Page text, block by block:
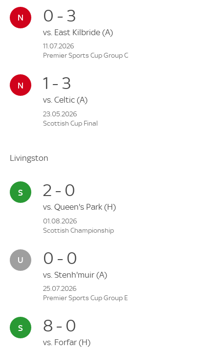
0 - 3
vs. East Kilbride (A)
11.07.2026
Premier Sports Cup Group C
1 - 3
vs. Celtic (A)
23.05.2026
Scottish Cup Final
Livingston
2 - 0
vs. Queen's Park (H)
01.08.2026
Scottish Championship
0 - 0
vs. Stenh'muir (A)
25.07.2026
Premier Sports Cup Group E
8 - 0
vs. Forfar (H)